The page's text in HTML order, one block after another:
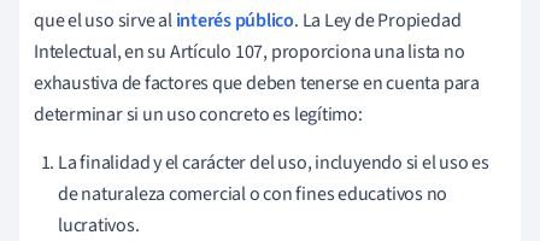
que el uso sirve alinterés público. La Ley de Propiedad
Intelectual, en su Artículo 107, proporciona una lista no
exhaustiva de factores que deben tenerse en cuenta para
determinar si un uso concreto es legítimo:
La finalidad y el carácter del uso, incluyendo si el uso es
de naturaleza comercial o con fines educativos no
lucrativos.